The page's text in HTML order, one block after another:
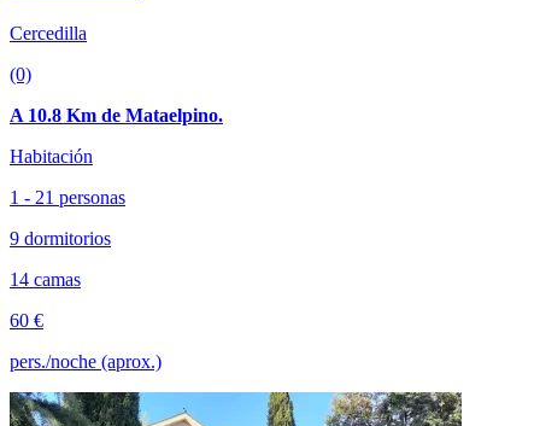
Cercedilla
(0)
A 10.8 Km de Mataelpino.
Habitación
1 - 21 personas
9 dormitorios
14 camas
60 €
pers./noche (aprox.)